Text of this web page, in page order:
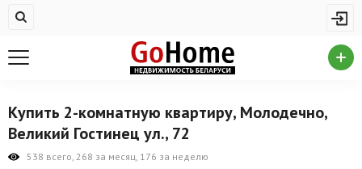
Купить квартиру
На сутки
Новостройки
Купить 2-комнатную квартиру, Молодечно,
Великий Гостинец ул., 72
538 всего, 268 за месяц, 176 за неделю